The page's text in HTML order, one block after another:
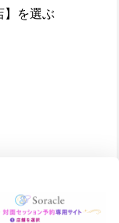
を選ぶ